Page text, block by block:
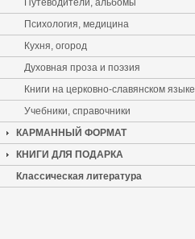
Путеводители, альбомы
Психология, медицина
Кухня, огород
Духовная проза и поэзия
Книги на церковно-славянском языке
Учебники, справочники
КАРМАННЫЙ ФОРМАТ
КНИГИ ДЛЯ ПОДАРКА
Классическая литература